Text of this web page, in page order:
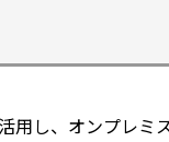
し、オンプレミ